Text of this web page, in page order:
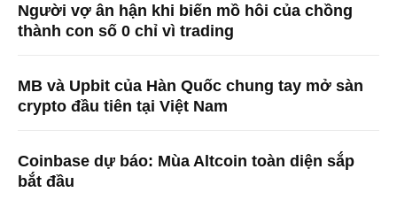
Người vợ ân hận khi biến mồ hôi của chồng
thành con số 0 chỉ vì trading
MB và Upbit của Hàn Quốc chung tay mở sàn
crypto đầu tiên tại Việt Nam
Coinbase dự báo: Mùa Altcoin toàn diện sắp
bắt đầu